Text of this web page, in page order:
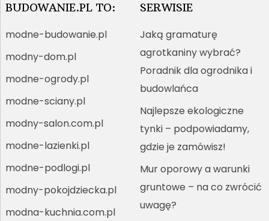
BUDOWANIE.PL TO:
modne-budowanie.pl
modny-dom.pl
modne-ogrody.pl
modne-sciany.pl
modny-salon.com.pl
modne-lazienki.pl
modne-podlogi.pl
modny-pokojdziecka.pl
modna-kuchnia.com.pl
SERWISIE
Jaką gramaturę
agrotkaniny wybrać?
Poradnik dla ogrodnika i
budowlańca
Najlepsze ekologiczne
tynki – podpowiadamy,
gdzie je zamówisz!
Mur oporowy a warunki
gruntowe – na co zwrócić
uwagę?